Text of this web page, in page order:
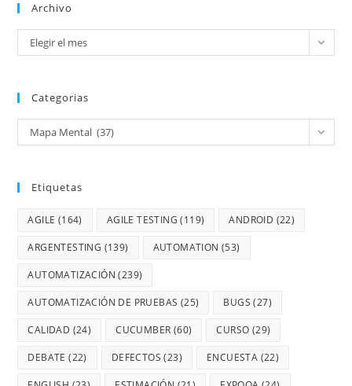
Archivo
Elegir el mes
Categorias
Mapa Mental (37)
Etiquetas
AGILE (164) AGILE TESTING (119) ANDROID (22)
ARGENTESTING (139) AUTOMATION (53)
AUTOMATIZACIÓN (239)
AUTOMATIZACIÓN DE PRUEBAS (25) BUGS (27)
CALIDAD (24) CUCUMBER (60) CURSO (29)
DEBATE (22) DEFECTOS (23) ENCUESTA (22)